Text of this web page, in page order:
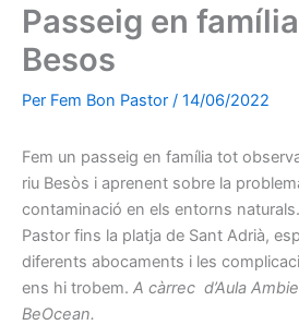
Passeig en
Besos
Per Fem Bon Pastor / 14/06/2022
Fem un passeig en família tot
riu Besòs i aprenent sobre la
contaminació en els entorns
Pastor fins la platja de Sant Adrià,
diferents abocaments i les
ens hi trobem. A càrrec d’Aula
BeOcean.